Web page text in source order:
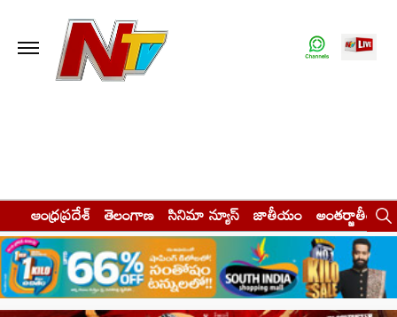
ఆంధ్రప్రదేశ్ తెలంగాణ సినిమా న్యూస్ జాతీయం అంతర్జాతీయం